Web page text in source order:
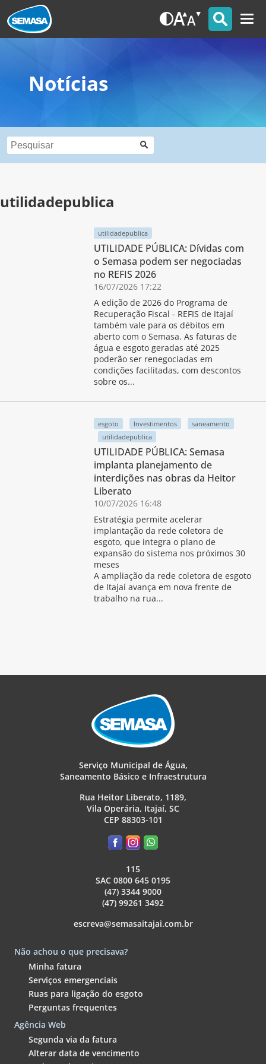
Notícias
utilidadepublica
utilidadepublica
UTILIDADE PÚBLICA: Dívidas com
o Semasa podem ser negociadas
no REFIS 2026
16/07/2026 17:22
A edição de 2026 do Programa de
Recuperação Fiscal - REFIS de Itajaí
também vale para os débitos em
aberto com o Semasa. As faturas de
água e esgoto geradas até 2025
poderão ser renegociadas em
condições facilitadas, com descontos
sobre os...
esgoto Investimentos
saneamento
utilidadepublica
UTILIDADE PÚBLICA: Semasa
implanta planejamento de
interdições nas obras da Heitor
Liberato
10/07/2026 16:48
Estratégia permite acelerar
implantação da rede coletora de
esgoto, que integra o plano de
expansão do sistema nos próximos 30
meses
A ampliação da rede coletora de esgoto
de Itajaí avança em nova frente de
trabalho na rua...
Serviço Municipal de Água,
Saneamento Básico e Infraestrutura
Rua Heitor Liberato, 1189,
Vila Operária, Itajaí, SC
CEP 88303-101
115
SAC 0800 645 0195
(47) 3344 9000
(47) 99261 3492
escreva@semasaitajai.com.br
Não achou o que precisava?
Minha fatura
Serviços emergenciais
Ruas para ligação do esgoto
Perguntas frequentes
Agência Web
Segunda via da fatura
Alterar data de vencimento